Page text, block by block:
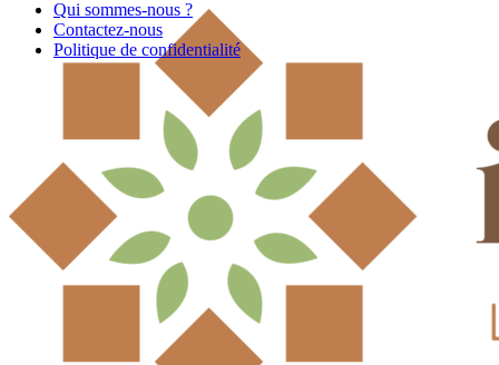
Qui sommes-nous ?
Contactez-nous
Politique de confidentialité